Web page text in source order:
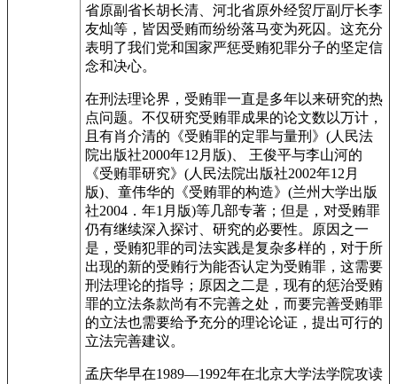
省原副省长胡长清、河北省原外经贸厅副厅长李
友灿等，皆因受贿而纷纷落马变为死囚。这充分
表明了我们党和国家严惩受贿犯罪分子的坚定信
念和决心。
在刑法理论界，受贿罪一直是多年以来研究的热
点问题。不仅研究受贿罪成果的论文数以万计，
且有肖介清的《受贿罪的定罪与量刑》(人民法
院出版社2000年12月版)、 王俊平与李山河的
《受贿罪研究》(人民法院出版社2002年12月
版)、童伟华的《受贿罪的构造》(兰州大学出版
社2004．年1月版)等几部专著；但是，对受贿罪
仍有继续深入探讨、研究的必要性。原因之一
是，受贿犯罪的司法实践是复杂多样的，对于所
出现的新的受贿行为能否认定为受贿罪，这需要
刑法理论的指导；原因之二是，现有的惩治受贿
罪的立法条款尚有不完善之处，而要完善受贿罪
的立法也需要给予充分的理论论证，提出可行的
立法完善建议。
孟庆华早在1989—1992年在北京大学法学院攻读